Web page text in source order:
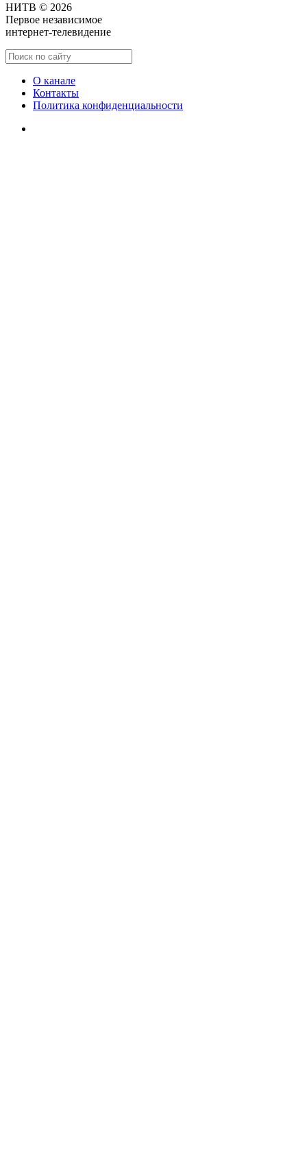
НИТВ © 2026
Первое независимое
интернет-телевидение
О канале
Контакты
Политика конфиденциальности